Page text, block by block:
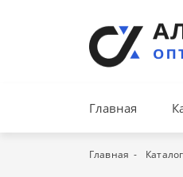
Главная
Главная Каталог